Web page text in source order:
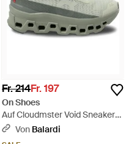
Fr. 214Fr. 197
On Shoes
Auf Cloudmster Void Sneakers
- Grau
Von Balardi